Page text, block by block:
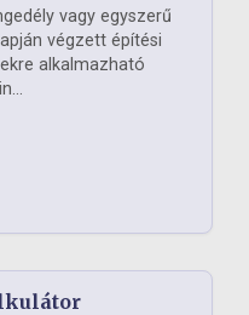
vagy egyszerű
végzett építési
alkalmazható